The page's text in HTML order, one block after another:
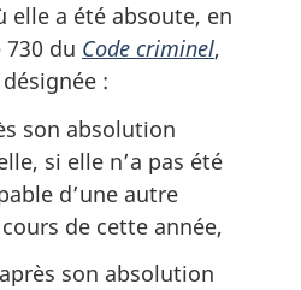
elle a été absoute, en
du Code criminel,
:
son absolution
si elle n’a pas été
d’une autre
de cette année,
son absolution